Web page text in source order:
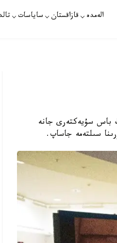
الەمدە قازاقستان ساياسات
باس سۇيەكتەرى جانە
سىلتەمە جاساپ.